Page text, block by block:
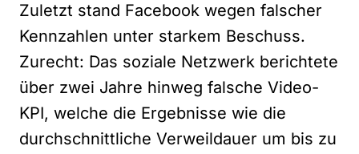
Zuletzt stand Facebook wegen falscher
Kennzahlen unter starkem Beschuss.
Zurecht: Das soziale Netzwerk berichtete
über zwei Jahre hinweg falsche Video-
KPI, welche die Ergebnisse wie die
durchschnittliche Verweildauer um bis zu